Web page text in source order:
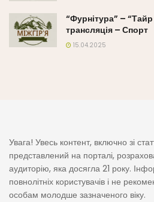
“Фурнітура” –
трансляція – Спорт
15.04.2025
Увага! Увесь контент, включно зі
представлений на порталі,
аудиторію, яка досягла 21 року.
повнолітніх користувачів і не
особам молодше зазначеного віку.